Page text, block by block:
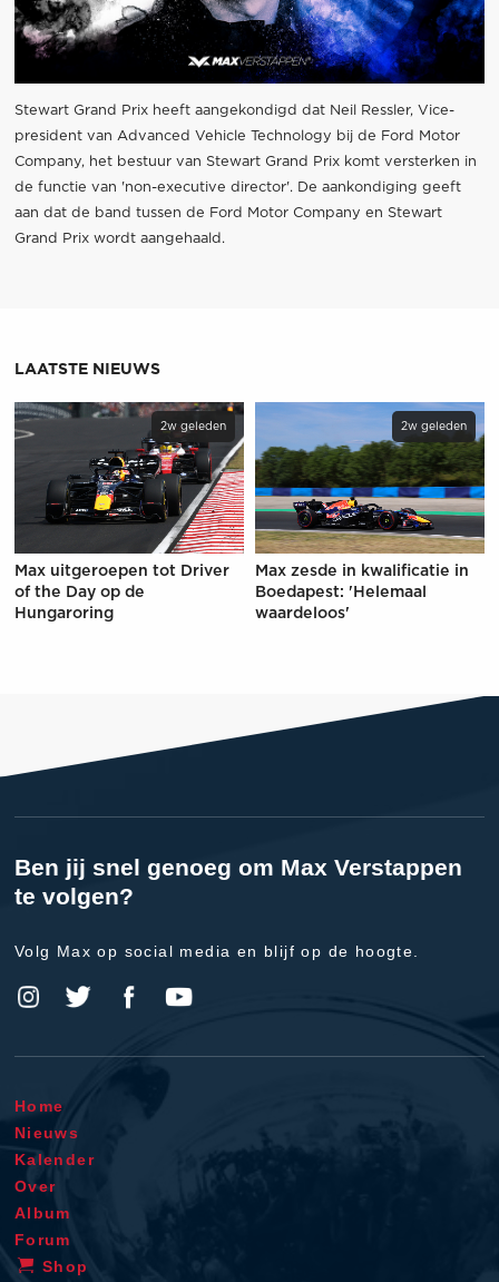
Stewart Grand Prix heeft aangekondigd dat Neil Ressler, Vice-
president van Advanced Vehicle Technology bij de Ford Motor
Company, het bestuur van Stewart Grand Prix komt versterken in
de functie van 'non-executive director'. De aankondiging geeft
aan dat de band tussen de Ford Motor Company en Stewart
Grand Prix wordt aangehaald.
LAATSTE NIEUWS
2w geleden
Max uitgeroepen tot Driver
of the Day op de
Hungaroring
2w geleden
Max zesde in kwalificatie in
Boedapest: 'Helemaal
waardeloos'
Ben jij snel genoeg om Max Verstappen
te volgen?
Volg Max op social media en blijf op de hoogte.
Home
Nieuws
Kalender
Over
Album
Forum
Shop